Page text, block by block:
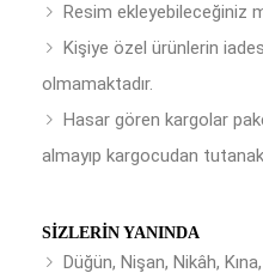
Resim ekleyebileceğiniz
Kişiye özel ürünlerin
olmamaktadır.
Hasar gören kargolar
almayıp kargocudan
SIZLERIN YANINDA
Düğün, Nişan, Nikâh,